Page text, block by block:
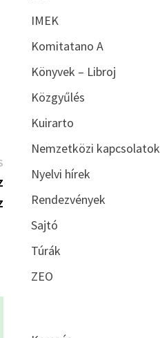
Következő
bejegyzés:
IMEK
Komitatano A
Könyvek – Libroj
Közgyűlés
Kuirarto
Nemzetközi kapcsolatok
Nyelvi hírek
Rendezvények
Sajtó
Túrák
ZEO